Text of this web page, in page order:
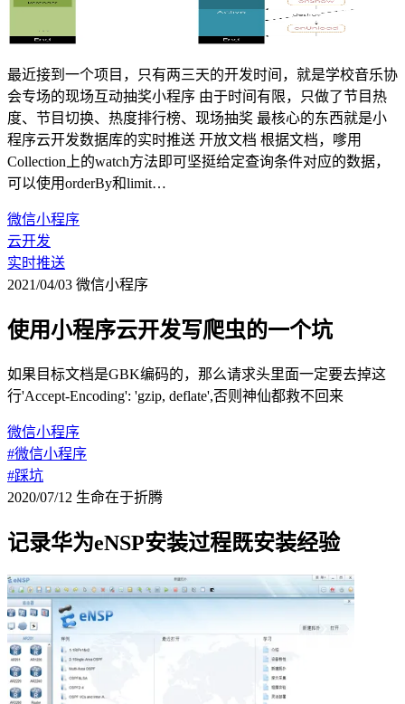
最近接到一个项目，只有两三天的开发时间，就是学校音乐协
会专场的现场互动抽奖小程序 由于时间有限，只做了节目热
度、节目切换、热度排行榜、现场抽奖 最核心的东西就是小
程序云开发数据库的实时推送 开放文档 根据文档，嗲用
Collection上的watch方法即可坚挺给定查询条件对应的数据，
可以使用orderBy和limit…
微信小程序
云开发
实时推送
2021/04/03 微信小程序
使用小程序云开发写爬虫的一个坑
如果目标文档是GBK编码的，那么请求头里面一定要去掉这
行'Accept-Encoding': 'gzip, deflate',否则神仙都救不回来
微信小程序
#微信小程序
#踩坑
2020/07/12 生命在于折腾
记录华为eNSP安装过程既安装经验